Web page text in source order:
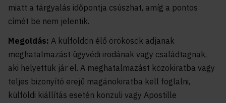
miatt a tárgyalás időpontja csúszhat, amíg a pontos
címét be nem jelentik.
Megoldás: A külföldön élő örökösök adjanak
meghatalmazást ügyvédi irodának vagy családtagnak,
aki helyettük jár el. A meghatalmazást közokiratba vagy
teljes bizonyító erejű magánokiratba kell foglalni,
külföldi kiállítás esetén konzuli vagy Apostille